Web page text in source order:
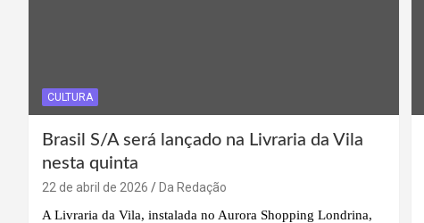
CULTURA
Brasil S/A será lançado na Livraria da Vila
nesta quinta
22 de abril de 2026
Da Redação
A Livraria da Vila, instalada no Aurora Shopping Londrina,